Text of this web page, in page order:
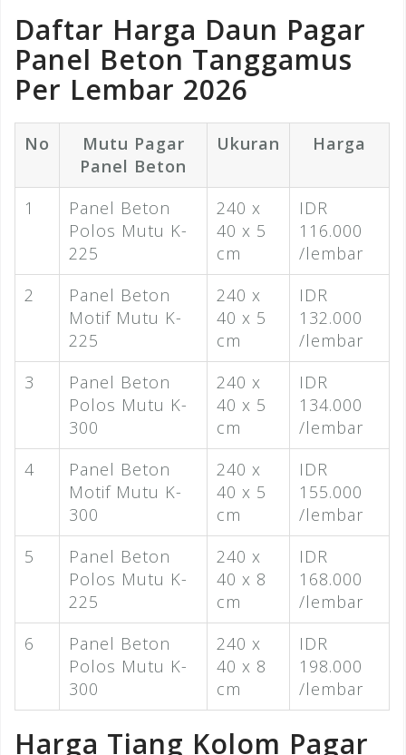
Daftar Harga Daun Pagar
Panel Beton Tanggamus
Per Lembar 2026
No
Mutu Pagar
Panel Beton
Ukuran Harga
1
Panel Beton
Polos Mutu K-
225
240 x
40 x 5
cm
IDR
116.000
/lembar
2
Panel Beton
Motif Mutu K-
225
240 x
40 x 5
cm
IDR
132.000
/lembar
3
Panel Beton
Polos Mutu K-
300
240 x
40 x 5
cm
IDR
134.000
/lembar
4
Panel Beton
Motif Mutu K-
300
240 x
40 x 5
cm
IDR
155.000
/lembar
5
Panel Beton
Polos Mutu K-
225
240 x
40 x 8
cm
IDR
168.000
/lembar
6
Panel Beton
Polos Mutu K-
300
240 x
40 x 8
cm
IDR
198.000
/lembar
Harga Tiang Kolom Pagar